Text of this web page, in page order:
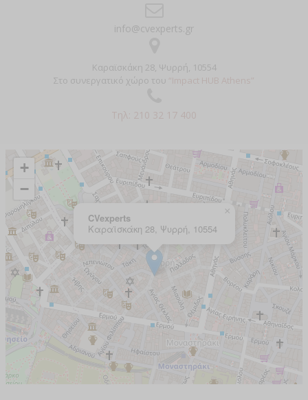
info@cvexperts.gr
Καραϊσκάκη 28, Ψυρρή, 10554
Στο συνεργατικό χώρο του “Impact HUB Athens”
Τηλ: 210 32 17 400